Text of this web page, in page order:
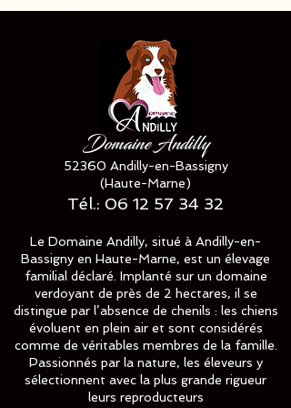
Domaine Andilly
52360 Andilly-en-Bassigny
(Haute-Marne)
Tél.: 06 12 57 34 32
Le Domaine Andilly, situé à Andilly-en-
Bassigny en Haute-Marne, est un élevage
familial déclaré. Implanté sur un domaine
verdoyant de près de 2 hectares, il se
distingue par l’absence de chenils : les chiens
évoluent en plein air et sont considérés
comme de véritables membres de la famille.
Passionnés par la nature, les éleveurs y
sélectionnent avec la plus grande rigueur
leurs reproducteurs